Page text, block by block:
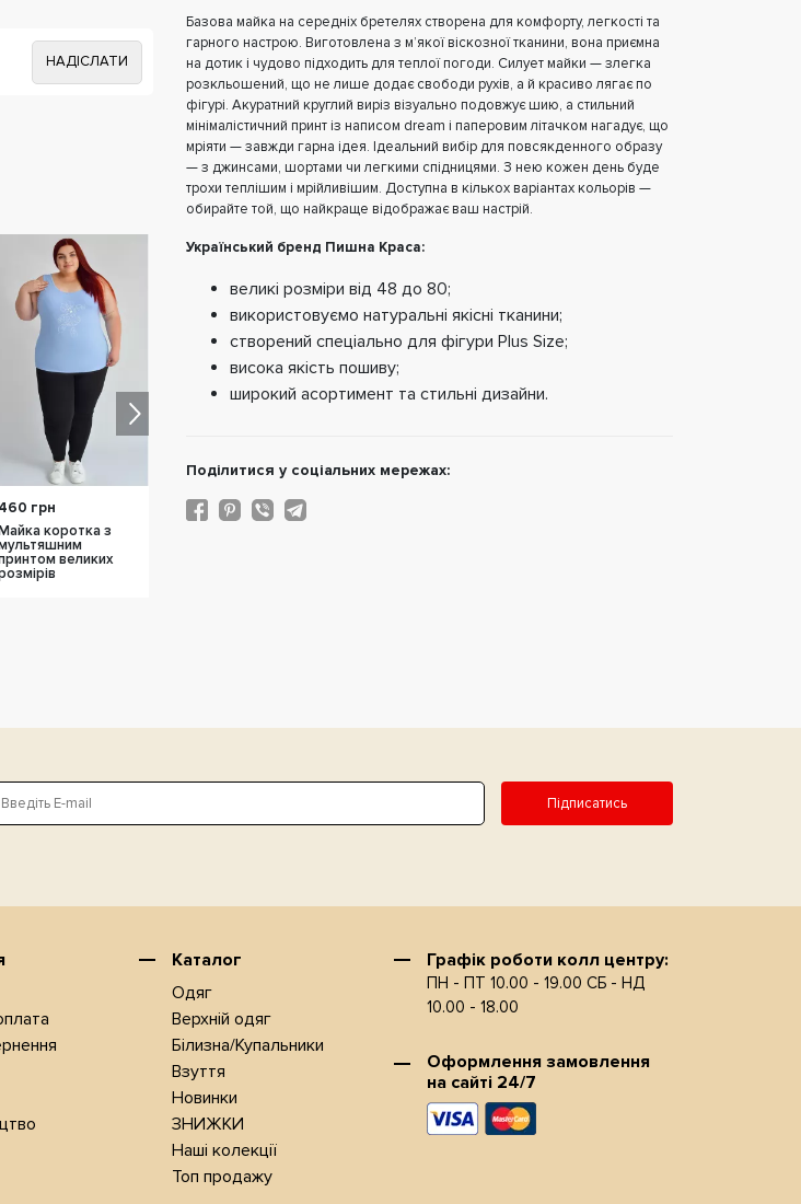
460 грн
коротка з
великих
680 грн
Базова майка на середніх бретелях створена для комфорту, легкості та
гарного настрою. Виготовлена з м’якої віскозної тканини, вона приємна
на дотик і чудово підходить для теплої погоди. Силует майки — злегка
розкльошений, що не лише додає свободи рухів, а й красиво лягає по
фігурі. Акуратний круглий виріз візуально подовжує шию, а стильний
мінімалістичний принт із написом dream і паперовим літачком нагадує, що
мріяти — завжди гарна ідея. Ідеальний вибір для повсякденного образу
— з джинсами, шортами чи легкими спідницями. З нею кожен день буде
трохи теплішим і мрійливішим. Доступна в кількох варіантах кольорів —
обирайте той, що найкраще відображає ваш настрій.
Український бренд Пишна Краса:
великі розміри від 48 до 80;
використовуємо натуральні якісні тканини;
створений спеціально для фігури Plus Size;
висока якість пошиву;
широкий асортимент та стильні дизайни.
Подiлитися у соцiальних мережах:
Підписатись
Каталог
Одяг
Верхнiй одяг
Білизна/Купальники
Взуття
Новинки
ЗНИЖКИ
Наші колекції
Топ продажу
Графiк роботи колл центру:
ПН - ПТ 10.00 - 19.00 СБ - НД
10.00 - 18.00
Оформлення замовлення
на сайтi 24/7